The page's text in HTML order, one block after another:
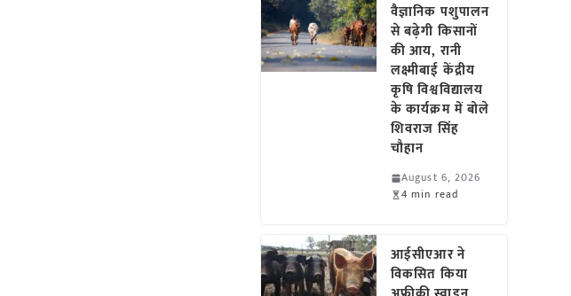
वैज्ञानिक पशुपालन
से बढ़ेगी किसानों
की आय, रानी
लक्ष्मीबाई केंद्रीय
कृषि विश्वविद्यालय
के कार्यक्रम में बोले
शिवराज सिंह
चौहान
August 6, 2026
4 min read
आईसीएआर ने
विकसित किया